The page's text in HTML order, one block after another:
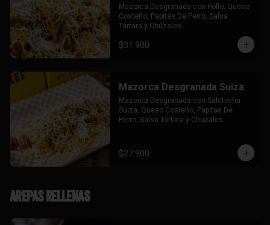
Mazorca Desgranada con Pollo, Queso
Costeño, Papitas De Perro, Salsa
Tártara y Chúzales.
$31.900
Mazorca Desgranada Suiza
Mazorca Desgranada con Salchicha
Suiza, Queso Costeño, Papitas De
Perro, Salsa Tártara y Chuzales.
$27.900
Arepas Rellenas